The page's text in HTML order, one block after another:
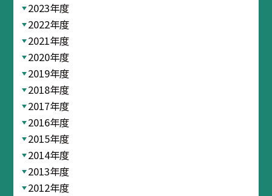
2023年度
2022年度
2021年度
2020年度
2019年度
2018年度
2017年度
2016年度
2015年度
2014年度
2013年度
2012年度